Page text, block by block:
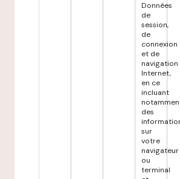
Données
de
session,
de
connexion
et de
navigation
Internet,
en ce
incluant
des
sur
votre
navigateur
ou
terminal